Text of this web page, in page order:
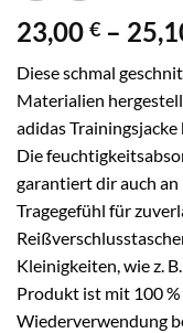
23,00 € –
Diese schmal
Materialien
adidas
Die
garantiert dir auch an
Tragegefühl für
Kleinigkeiten, wie z.
Produkt ist mit 100
Wiederverwendung